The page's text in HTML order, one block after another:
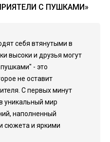
С ПУШКАМИ»
себя втянутыми в
высоки и друзья могут
- это
не оставит
С первых минут
уникальный мир
наполненный
сюжета и яркими